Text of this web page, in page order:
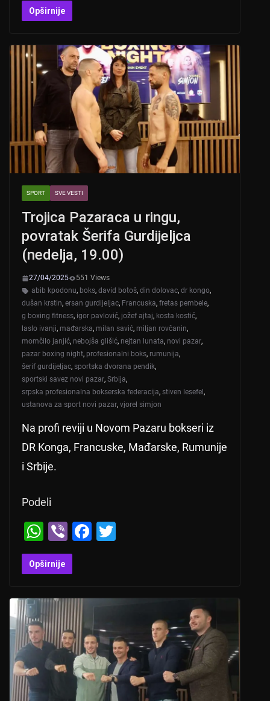
at
p
er
b
o
o
k
Opširnije
SPORT SVE VESTI
Trojica Pazaraca u ringu,
povratak Šerifa Gurdijeljca
(nedelja, 19.00)
27/04/2025
551 Views
abib kpodonu, boks, david botoš, din dolovac, dr kongo,
dušan krstin, ersan gurdijeljac, Francuska, fretas pembele,
g boxing fitness, igor pavlović, jožef ajtaj, kosta kostić,
laslo ivanji, mađarska, milan savić, miljan rovčanin,
momčilo janjić, nebojša glišić, nejtan lunata, novi pazar,
pazar boxing night, profesionalni boks, rumunija,
šerif gurdijeljac, sportska dvorana pendik,
sportski savez novi pazar, Srbija,
srpska profesionalna bokserska federacija, stiven lesefel ,
ustanova za sport novi pazar, vjorel simjon
Na profi reviji u Novom Pazaru bokseri iz
DR Konga, Francuske, Mađarske, Rumunije
i Srbije.
Podeli
W
h
at
A
p
p
Vi
b
er
F
b
o
o
k
Opširnije